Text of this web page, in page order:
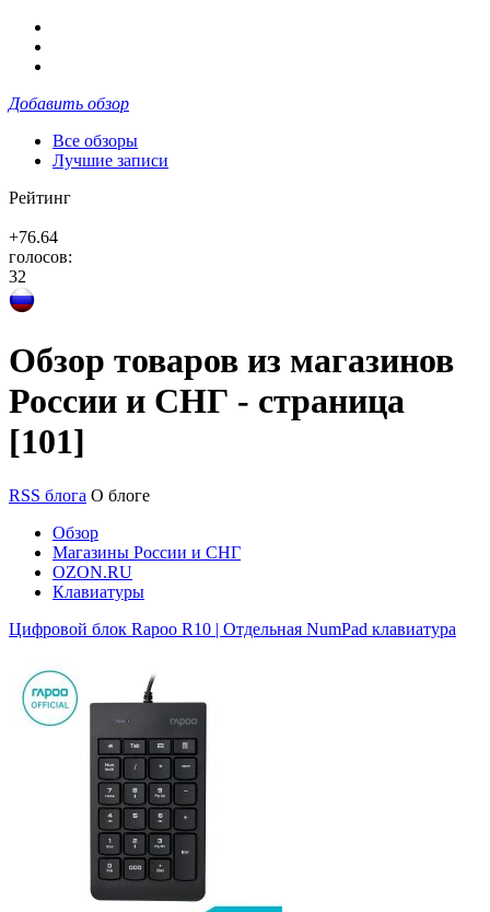
Добавить обзор
Все обзоры
Лучшие записи
Рейтинг
+76.64
голосов:
32
Обзор товаров из магазинов
России и СНГ - страница
[101]
RSS блога О блоге
Обзор
Магазины России и СНГ
OZON.RU
Клавиатуры
Цифровой блок Rapoo R10 | Отдельная NumPad клавиатура